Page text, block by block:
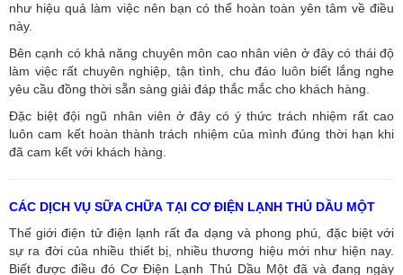
như hiệu quả làm việc nên bạn có thể hoàn toàn yên tâm về điều
này.
Bên cạnh có khả năng chuyên môn cao nhân viên ở đây có thái độ
làm việc rất chuyên nghiệp, tận tình, chu đáo luôn biết lắng nghe
yêu cầu đồng thời sẵn sàng giải đáp thắc mắc cho khách hàng.
Đặc biệt đội ngũ nhân viên ở đây có ý thức trách nhiệm rất cao
luôn cam kết hoàn thành trách nhiệm của mình đúng thời hạn khi
đã cam kết với khách hàng.
CÁC DỊCH VỤ SỮA CHỮA TẠI CƠ ĐIỆN LẠNH THỦ DẦU MỘT
Thế giới điện tử điện lạnh rất đa dạng và phong phú, đặc biệt với
sự ra đời của nhiều thiết bị, nhiều thương hiệu mới như hiện nay.
Biết được điều đó Cơ Điện Lạnh Thủ Dầu Một đã và đang ngày